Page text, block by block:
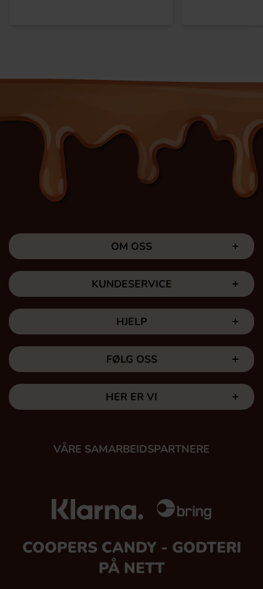
OM OSS
KUNDESERVICE
HJELP
FØLG OSS
HER ER VI
VÅRE SAMARBEIDSPARTNERE
COOPERS CANDY - GODTERI
PÅ NETT